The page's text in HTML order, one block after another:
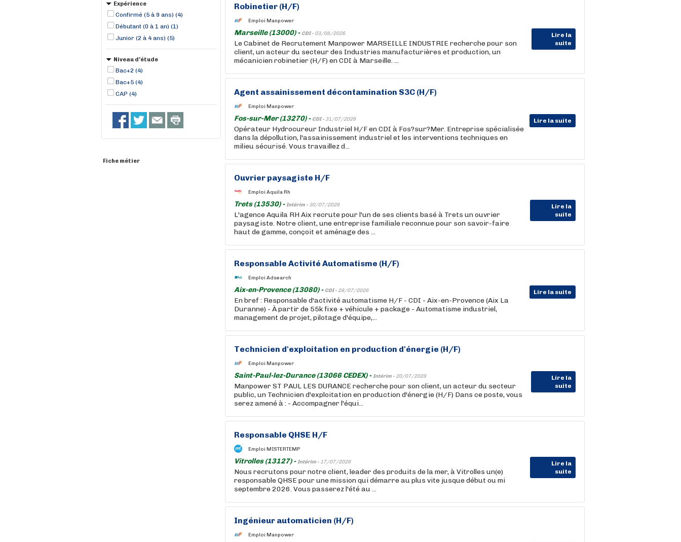
Expérience
Confirmé (5 à 9 ans) (4)
Débutant (0 à 1 an) (1)
Junior (2 à 4 ans) (5)
Niveau d'étude
Bac+2 (4)
Bac+5 (4)
CAP (4)
Fiche métier
Robinetier (H/F)
Emploi Manpower
Marseille (13000) - CDI - 03/08/2026
Lire la
suite
Le Cabinet de Recrutement Manpower MARSEILLE INDUSTRIE recherche pour son
client, un acteur du secteur des Industries manufacturières et production, un
mécanicien robinetier (H/F) en CDI à Marseille. ...
Agent assainissement décontamination S3C (H/F)
Emploi Manpower
Fos-sur-Mer (13270) - CDI - 31/07/2026 Lire la suite
Opérateur Hydrocureur Industriel H/F en CDI à Fos?sur?Mer. Entreprise spécialisée
dans la dépollution, l'assainissement industriel et les interventions techniques en
milieu sécurisé. Vous travaillez d...
Ouvrier paysagiste H/F
Emploi Aquila Rh
Trets (13530) -Intérim - 30/07/2026
Lire la
suite
L'agence Aquila RH Aix recrute pour l'un de ses clients basé à Trets un ouvrier
paysagiste. Notre client, une entreprise familiale reconnue pour son savoir-faire
haut de gamme, conçoit et aménage des ...
Responsable Activité Automatisme (H/F)
Emploi Adsearch
Aix-en-Provence (13080) - CDI - 28/07/2026 Lire la suite
En bref : Responsable d'activité automatisme H/F - CDI - Aix-en-Provence (Aix La
Duranne) - À partir de 55k fixe + véhicule + package - Automatisme industriel,
management de projet, pilotage d'équipe,...
Technicien d'exploitation en production d'énergie (H/F)
Emploi Manpower
Saint-Paul-lez-Durance (13066 CEDEX) -Intérim - 20/07/2026
Lire la
suite
Manpower ST PAUL LES DURANCE recherche pour son client, un acteur du secteur
public, un Technicien d'exploitation en production d'énergie (H/F) Dans ce poste, vous
serez amené à : - Accompagner l'équi...
Responsable QHSE H/F
Emploi MISTERTEMP
Vitrolles (13127) -Intérim - 17/07/2026
Lire la
suite
Nous recrutons pour notre client, leader des produits de la mer, à Vitrolles un(e)
responsable QHSE pour une mission qui démarre au plus vite jusque début ou mi
septembre 2026. Vous passerez l'été au ...
Ingénieur automaticien (H/F)
Emploi Manpower